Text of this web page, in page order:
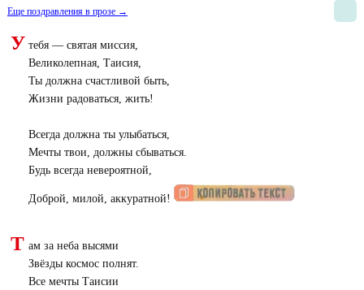
Еще поздравления в прозе →
У тебя — святая миссия,
Великолепная, Таисия,
Ты должна счастливой быть,
Жизни радоваться, жить!
Всегда должна ты улыбаться,
Мечты твои, должны сбываться.
Будь всегда невероятной,
Доброй, милой, аккуратной!
Т ам за неба высями
Звёзды космос полнят.
Все мечты Таисии